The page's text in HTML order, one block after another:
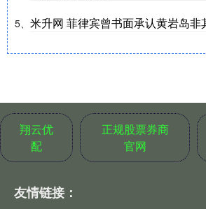
5、 米升网 菲律宾曾书面承认黄岩岛非
翔云优
配
正规股票券商
官网
友情链接：